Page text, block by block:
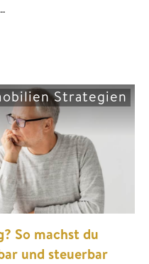
...
Strategien
So machst du
und steuerbar